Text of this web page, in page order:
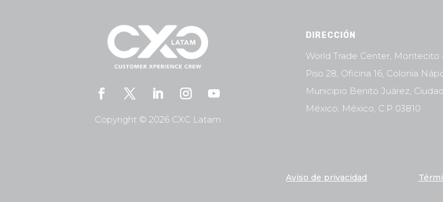
Copyright © 2026 CXC Latam
DIRECCIÓN
World Trade Center, Montecito
Piso 28, Oficina 16, Colonia
Municipio Benito Juárez,
México, México, C.P 03810
Aviso de privacidad